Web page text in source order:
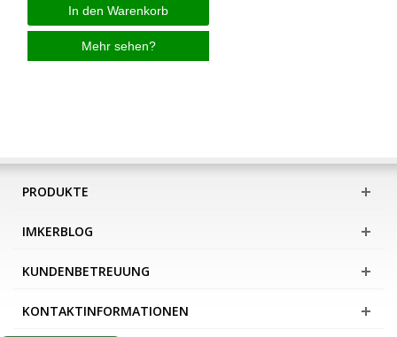
In den Warenkorb
Mehr sehen?
PRODUKTE
IMKERBLOG
KUNDENBETREUUNG
KONTAKTINFORMATIONEN